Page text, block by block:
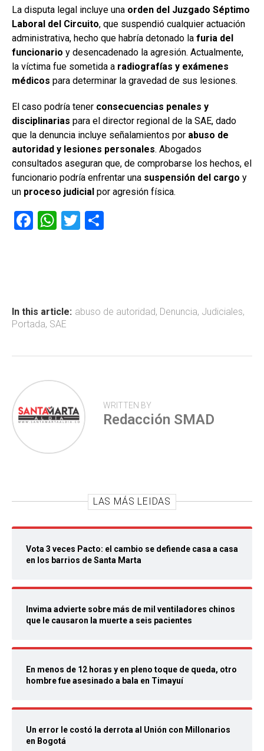
La disputa legal incluye una orden del Juzgado Séptimo
Laboral del Circuito, que suspendió cualquier actuación
administrativa, hecho que habría detonado la furia del
funcionario y desencadenado la agresión. Actualmente,
la víctima fue sometida a radiografías y exámenes
médicos para determinar la gravedad de sus lesiones.
El caso podría tener consecuencias penales y
disciplinarias para el director regional de la SAE, dado
que la denuncia incluye señalamientos por abuso de
autoridad y lesiones personales. Abogados
consultados aseguran que, de comprobarse los hechos, el
funcionario podría enfrentar una suspensión del cargo y
un proceso judicial por agresión física.
F
ok
W
p
p
T
tir
In this article: abuso de autoridad, Denuncia, Judiciales,
Portada, SAE
WRITTEN BY
Redacción SMAD
LAS MÁS LEIDAS
Vota 3 veces Pacto: el cambio se defiende casa a casa
en los barrios de Santa Marta
Invima advierte sobre más de mil ventiladores chinos
que le causaron la muerte a seis pacientes
En menos de 12 horas y en pleno toque de queda, otro
hombre fue asesinado a bala en Timayuí
Un error le costó la derrota al Unión con Millonarios
en Bogotá